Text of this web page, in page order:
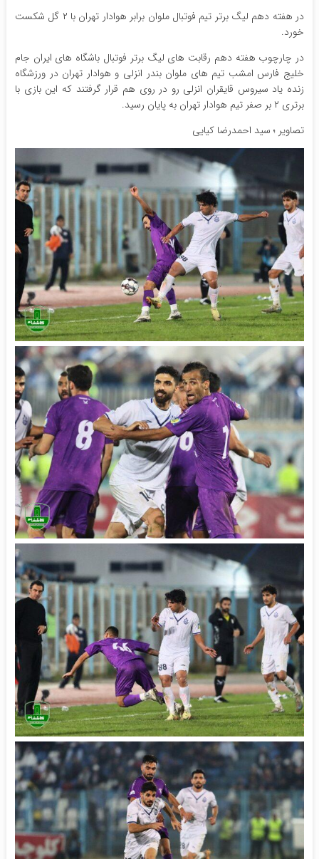
در هفته دهم لیگ برتر تیم فوتبال ملوان برابر هوادار تهران با ۲ گل شکست
خورد.
در چارچوب هفته دهم رقابت های لیگ برتر فوتبال باشگاه های ایران جام
خلیج فارس امشب تیم های ملوان بندر انزلی و هوادار تهران در ورزشگاه
زنده یاد سیروس قایقران انزلی رو در روی هم قرار گرفتند که این بازی با
برتری ۲ بر صفر تیم هوادار تهران به پایان رسید.
تصاویر ؛ سید احمدرضا کیایی